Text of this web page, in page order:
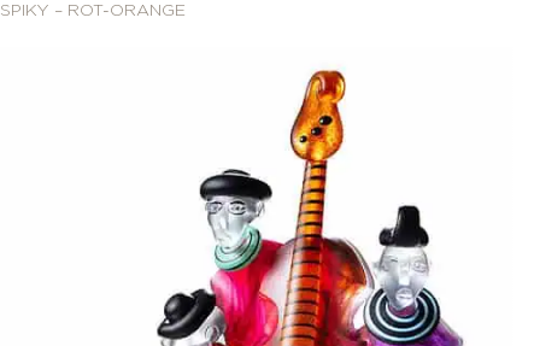
SPIKY – ROT-ORANGE